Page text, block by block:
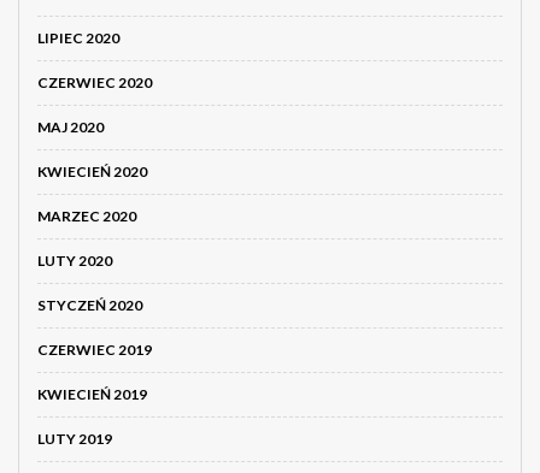
LIPIEC 2020
CZERWIEC 2020
MAJ 2020
KWIECIEŃ 2020
MARZEC 2020
LUTY 2020
STYCZEŃ 2020
CZERWIEC 2019
KWIECIEŃ 2019
LUTY 2019